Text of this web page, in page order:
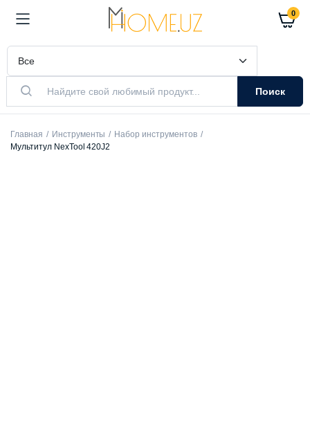
0
Поиск
Главная Инструменты
Набор инструментов
Мультитул NexTool 420J2